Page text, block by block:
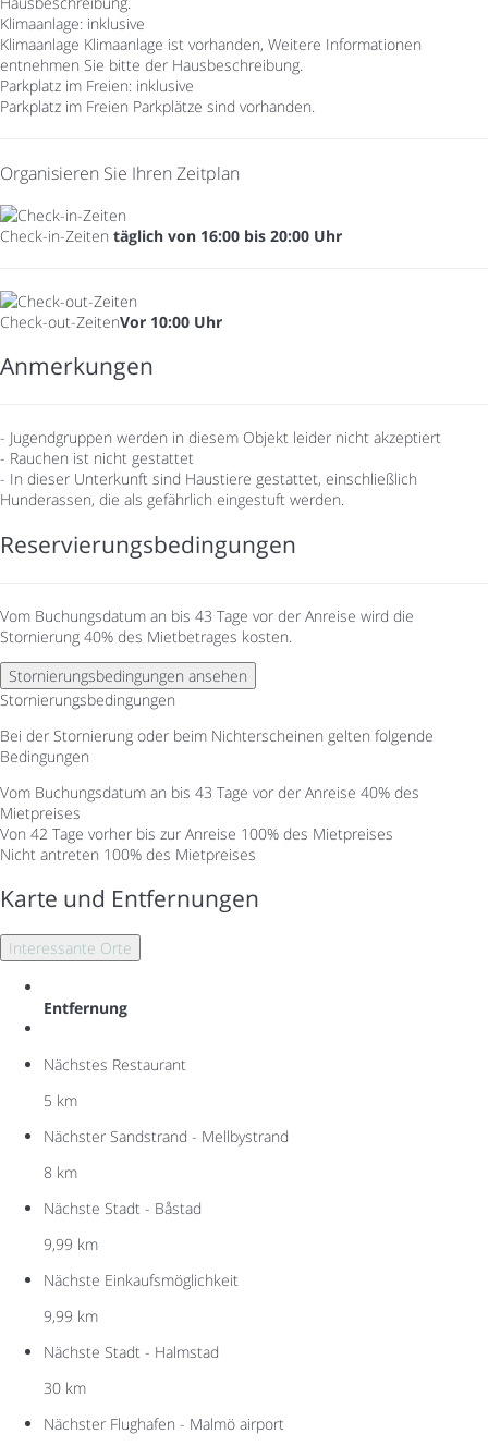
Klimaanlage: inklusive
Klimaanlage Klimaanlage ist vorhanden, Weitere Informationen
entnehmen Sie bitte der Hausbeschreibung.
Parkplatz im Freien: inklusive
Parkplatz im Freien Parkplätze sind vorhanden.
Organisieren Sie Ihren Zeitplan
Check-in-Zeiten täglich von 16:00 bis 20:00 Uhr
Check-out-ZeitenVor 10:00 Uhr
Anmerkungen
- Jugendgruppen werden in diesem Objekt leider nicht akzeptiert
- Rauchen ist nicht gestattet
- In dieser Unterkunft sind Haustiere gestattet, einschließlich
Hunderassen, die als gefährlich eingestuft werden.
Reservierungsbedingungen
Vom Buchungsdatum an bis 43 Tage vor der Anreise wird die
Stornierung 40% des Mietbetrages kosten.
Stornierungsbedingungen ansehen
Stornierungsbedingungen
Bei der Stornierung oder beim Nichterscheinen gelten folgende
Bedingungen
Vom Buchungsdatum an bis 43 Tage vor der Anreise 40% des
Mietpreises
Von 42 Tage vorher bis zur Anreise 100% des Mietpreises
Nicht antreten 100% des Mietpreises
Karte und Entfernungen
Interessante Orte
Entfernung
Nächstes Restaurant
5 km
Nächster Sandstrand - Mellbystrand
8 km
Nächste Stadt - Båstad
9,99 km
Nächste Einkaufsmöglichkeit
9,99 km
Nächste Stadt - Halmstad
30 km
Nächster Flughafen - Malmö airport